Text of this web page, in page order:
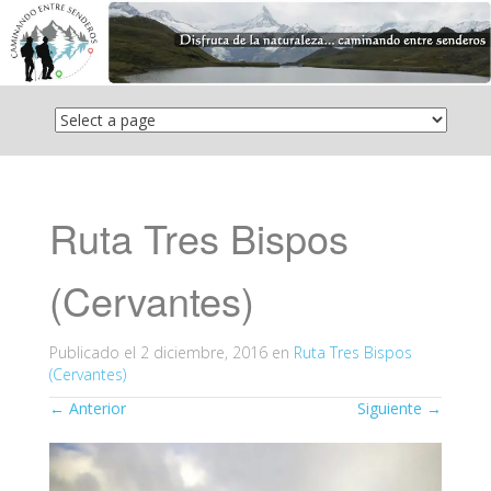
Saltar
contenido
Ruta Tres Bispos
(Cervantes)
Publicado el 2 diciembre, 2016 en Ruta Tres Bispos
(Cervantes)
← Anterior Siguiente →